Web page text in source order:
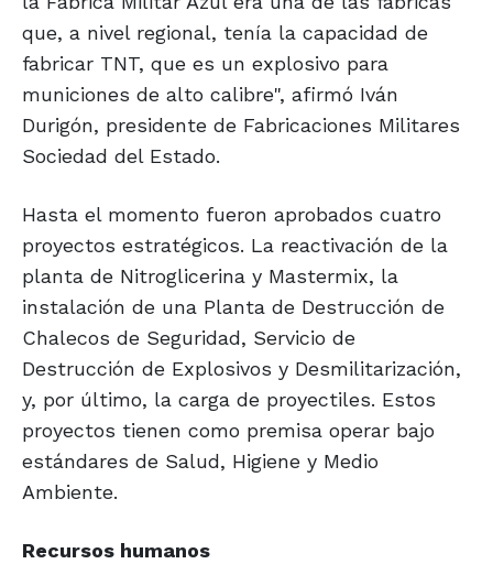
que, a nivel regional, tenía la capacidad de
fabricar TNT, que es un explosivo para
municiones de alto calibre", afirmó Iván
Durigón, presidente de Fabricaciones Militares
Sociedad del Estado.
Hasta el momento fueron aprobados cuatro
proyectos estratégicos. La reactivación de la
planta de Nitroglicerina y Mastermix, la
instalación de una Planta de Destrucción de
Chalecos de Seguridad, Servicio de
Destrucción de Explosivos y Desmilitarización,
y, por último, la carga de proyectiles. Estos
proyectos tienen como premisa operar bajo
estándares de Salud, Higiene y Medio
Ambiente.
Recursos humanos